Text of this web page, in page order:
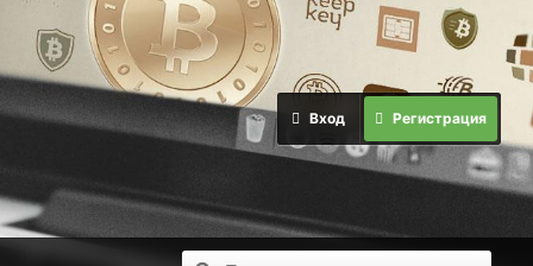
Вход Регистрация